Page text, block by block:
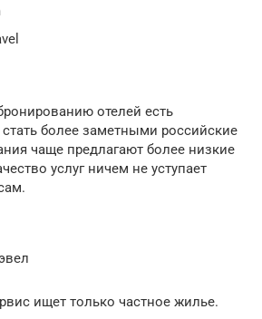
отелей есть
более заметными российские
чаще предлагают более низкие
услуг ничем не уступает
ищет только частное жилье.